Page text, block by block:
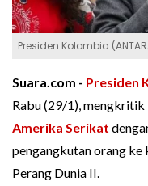
Presiden Kolombia
Suara.com - Presiden
Rabu (29/1), mengkritik
Amerika Serikat
pengangkutan orang ke
Perang Dunia II.